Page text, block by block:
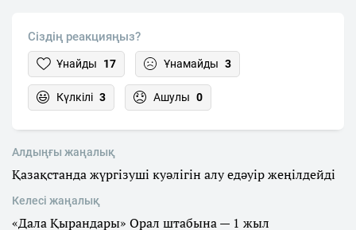
Сіздің реакцияңыз?
Ұнайды 17 Ұнамайды 3
Күлкілі 3 Ашулы 0
Алдыңғы жаңалық
Қазақстанда жүргізуші куәлігін алу едәуір жеңілдейді
Келесі жаңалық
«Дала Қырандары» Орал штабына — 1 жыл